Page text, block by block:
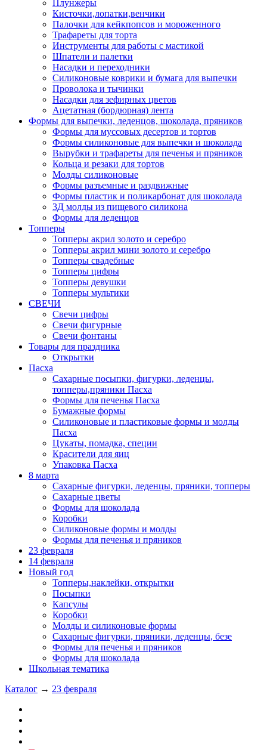
Плунжеры
Кисточки,лопатки,венчики
Палочки для кейкпопсов и мороженного
Трафареты для торта
Инструменты для работы с мастикой
Шпатели и палетки
Насадки и переходники
Силиконовые коврики и бумага для выпечки
Проволока и тычинки
Насадки для зефирных цветов
Ацетатная (бордюрная) лента
Формы для выпечки, леденцов, шоколада, пряников
Формы для муссовых десертов и тортов
Формы силиконовые для выпечки и шоколада
Вырубки и трафареты для печенья и пряников
Кольца и резаки для тортов
Молды силиконовые
Формы разъемные и раздвижные
Формы пластик и поликарбонат для шоколада
3Д молды из пищевого силикона
Формы для леденцов
Топперы
Топперы акрил золото и серебро
Топперы акрил мини золото и серебро
Топперы свадебные
Топперы цифры
Топперы девушки
Топперы мультики
СВЕЧИ
Свечи цифры
Свечи фигурные
Свечи фонтаны
Товары для праздника
Открытки
Пасха
Сахарные посыпки, фигурки, леденцы,
топперы,пряники Пасха
Формы для печенья Пасха
Бумажные формы
Силиконовые и пластиковые формы и молды
Пасха
Цукаты, помадка, специи
Красители для яиц
Упаковка Пасха
8 марта
Сахарные фигурки, леденцы, пряники, топперы
Сахарные цветы
Формы для шоколада
Коробки
Силиконовые формы и молды
Формы для печенья и пряников
23 февраля
14 февраля
Новый год
Топперы,наклейки, открытки
Посыпки
Капсулы
Коробки
Молды и силиконовые формы
Сахарные фигурки, пряники, леденцы, безе
Формы для печенья и пряников
Формы для шоколада
Школьная тематика
Каталог → 23 февраля